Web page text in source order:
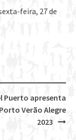
feira, 27 de
Puerto apresenta
Verão Alegre
2023